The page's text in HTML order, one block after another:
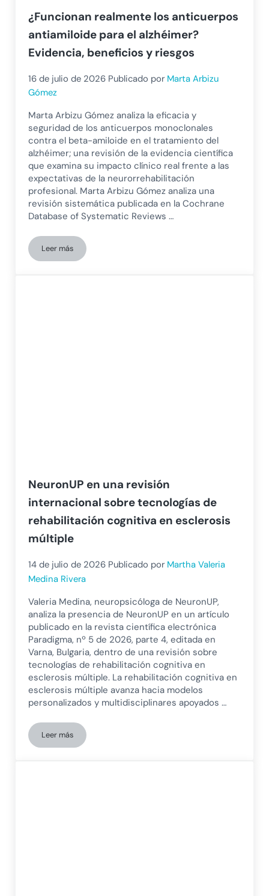
¿Funcionan realmente los anticuerpos
antiamiloide para el alzhéimer?
Evidencia, beneficios y riesgos
16 de julio de 2026 Publicado por Marta Arbizu
Gómez
Marta Arbizu Gómez analiza la eficacia y
seguridad de los anticuerpos monoclonales
contra el beta-amiloide en el tratamiento del
alzhéimer; una revisión de la evidencia científica
que examina su impacto clínico real frente a las
expectativas de la neurorrehabilitación
profesional. Marta Arbizu Gómez analiza una
revisión sistemática publicada en la Cochrane
Database of Systematic Reviews …
Leer más¿Funcionan realmente los anticuerpos antiamiloide para el
NeuronUP en una revisión
internacional sobre tecnologías de
rehabilitación cognitiva en esclerosis
múltiple
14 de julio de 2026 Publicado por Martha Valeria
Medina Rivera
Valeria Medina, neuropsicóloga de NeuronUP,
analiza la presencia de NeuronUP en un artículo
publicado en la revista científica electrónica
Paradigma, nº 5 de 2026, parte 4, editada en
Varna, Bulgaria, dentro de una revisión sobre
tecnologías de rehabilitación cognitiva en
esclerosis múltiple. La rehabilitación cognitiva en
esclerosis múltiple avanza hacia modelos
personalizados y multidisciplinares apoyados …
Leer másNeuronUP en una revisión internacional sobre tecnologías